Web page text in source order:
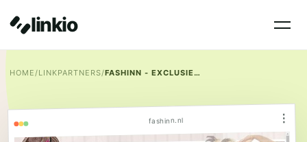
linkio
HOME/LINKPARTNERS/ FASHINN - EXCLUSIEVE BADMODE WEBWINKEL
fashinn.nl ⋮